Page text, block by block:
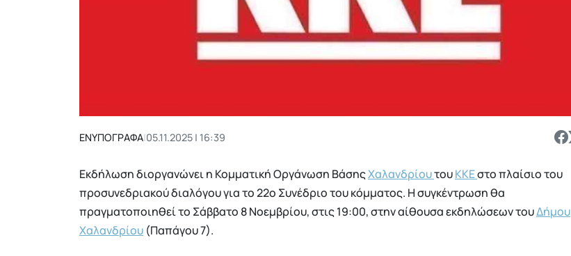
ΕΝΥΠΟΓΡΑΦΑ|05.11.2025 | 16:39
Εκδήλωση διοργανώνει η Κομματική Οργάνωση ΒάσηςΧαλανδρίουτουΚΚΕστο πλαίσιο του
προσυνεδριακού διαλόγου για το 22ο Συνέδριο του κόμματος. Η συγκέντρωση θα
πραγματοποιηθεί το Σάββατο 8 Νοεμβρίου, στις 19:00, στην αίθουσα εκδηλώσεων τουΔήμου
Χαλανδρίου (Παπάγου 7).